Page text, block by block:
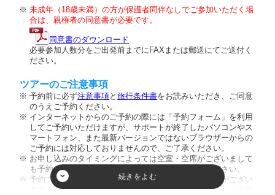
未成年（18歳未満）の方が保護者同伴なしでご参加いただく場
合は、親権者の同意書が必要です。
同意書のダウンロード
必要参加人数分をご出発前までにFAXまたは郵送にてご送付く
ださい。
ツアーのご注意事項
予約前に必ず注意事項と旅行条件書をお読みいただき、ご同意
のうえご予約ください。
インターネットからのご予約の際には「予約フォーム」を利用
してご予約いただけますが、サポートが終了したパソコンやス
マートフォン、また最新バージョンではないブラウザーからの
ご予約には対応しておりませんので、ご了承ください。
お申し込みのタイミングによっては空室・空席がございまして
も予約が成立しない場合がございますのでご了承ください。
予約フォーム内の人数欄に幼児のお客様の人数入力枠がござい
ますが、ご入力頂きましてもご人数に反映致しません。ご注意